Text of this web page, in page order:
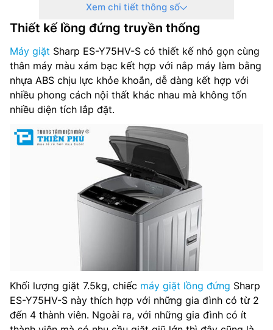
Chất liệu lồng giặt: Thép không gỉ
Mâm giặt: Nhựa PP
Bảng điều khiển: Nút bấm
Khối lượng sản phẩm (kg): 38.5 kg
Kích thước sản phẩm: Cao 91.1 cm x Rộng 53 cm x Sâu 55
Khối lượng thùng (kg): 29 kg
Nhà sản xuất: Sharp
Xuất xứ: Trung Quốc
Xem chi tiết thông số
Thiết kế lồng đứng truyền thống
Máy giặt Sharp ES-Y75HV-S có thiết kế nhỏ gọn cùng
thân máy màu xám bạc kết hợp với nắp máy làm bằng
nhựa ABS chịu lực khỏe khoắn, dễ dàng kết hợp với
nhiều phong cách nội thất khác nhau mà không tốn
nhiều diện tích lắp đặt.
Khối lượng giặt 7.5kg, chiếc máy giặt lồng đứng Sharp
ES-Y75HV-S này thích hợp với những gia đình có từ 2
đến 4 thành viên. Ngoài ra, với những gia đình có ít